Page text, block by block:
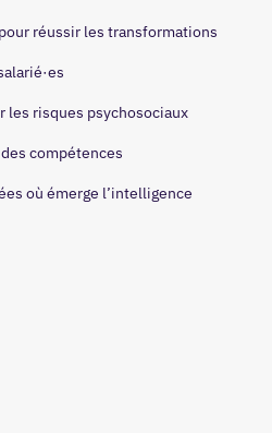
réussir les transformations
les risques psychosociaux
compétences
où émerge l’intelligence